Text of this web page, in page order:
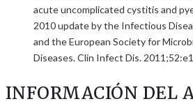
acute uncomplicated cystitis and
2010 update by the Infectious
and the European Society for
Diseases. Clin Infect Dis.
INFORMACIÓN DEL